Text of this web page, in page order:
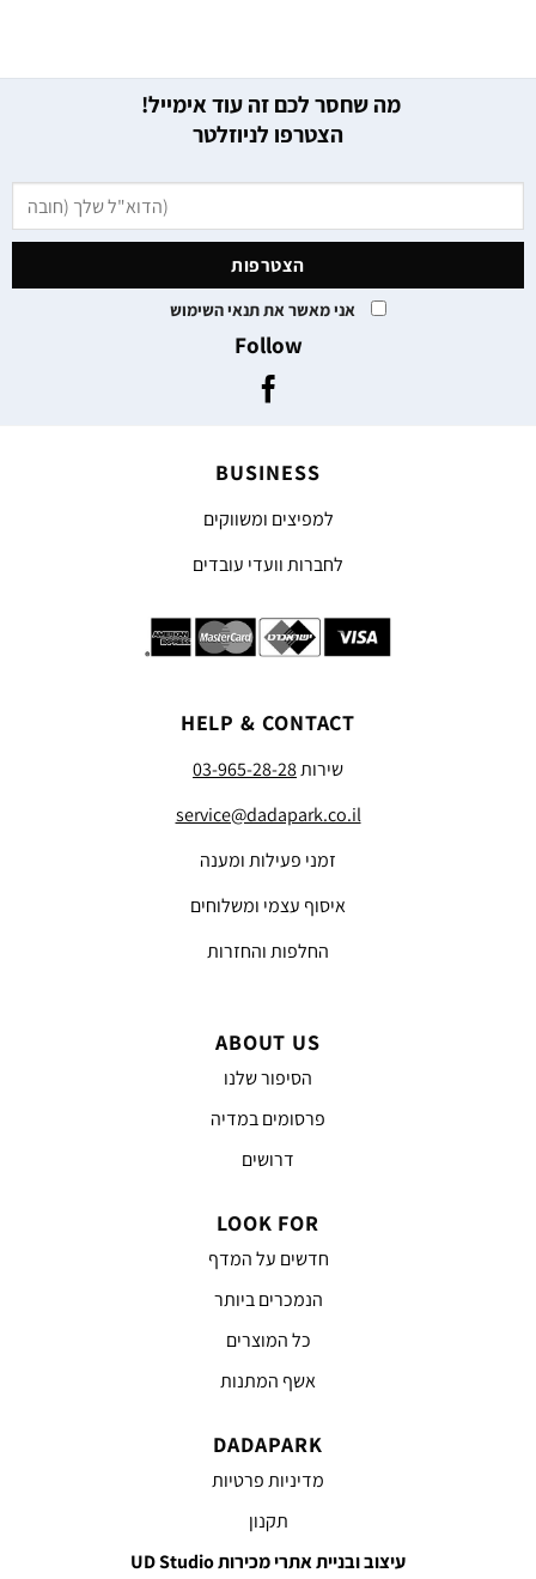
מה שחסר לכם זה עוד אימייל!
הצטרפו לניוזלטר
אני מאשר את תנאי השימוש
Follow
BUSINESS
למפיצים ומשווקים
לחברות וועדי עובדים
HELP & CONTACT
שירות03-965-28-28
service@dadapark.co.il
זמני פעילות ומענה
איסוף עצמי ומשלוחים
החלפות והחזרות
ABOUT US
הסיפור שלנו
פרסומים במדיה
דרושים
LOOK FOR
חדשים על המדף
הנמכרים ביותר
כל המוצרים
אשף המתנות
DADAPARK
מדיניות פרטיות
תקנון
עיצוב ובניית אתרי מכירות UD Studio